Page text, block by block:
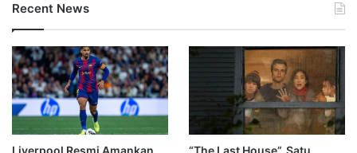
Recent News
Liverpool Resmi Amankan
“The Last House”, Satu